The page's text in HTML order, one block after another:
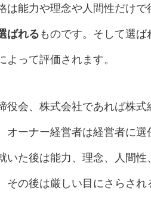
は能力や理念や人間性だけで
ばれる ものです。そして選
よって評価されます。
役会、株式会社であれば株
オーナー経営者は経営者に
いた後は能力、理念、人間
その後は厳しい目にさらされ